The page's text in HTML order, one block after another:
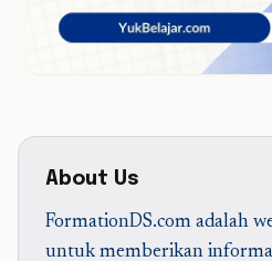
About Us
FormationDS.com adalah
untuk memberikan